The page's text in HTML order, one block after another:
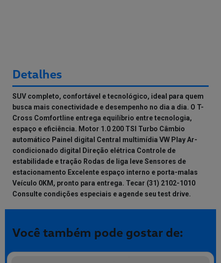
Detalhes
SUV completo, confortável e tecnológico, ideal para quem
busca mais conectividade e desempenho no dia a dia. O T-
Cross Comfortline entrega equilíbrio entre tecnologia,
espaço e eficiência. Motor 1.0 200 TSI Turbo Câmbio
automático Painel digital Central multimídia VW Play Ar-
condicionado digital Direção elétrica Controle de
estabilidade e tração Rodas de liga leve Sensores de
estacionamento Excelente espaço interno e porta-malas
Veículo 0KM, pronto para entrega. Tecar (31) 2102-1010
Consulte condições especiais e agende seu test drive.
Você também pode gostar de: